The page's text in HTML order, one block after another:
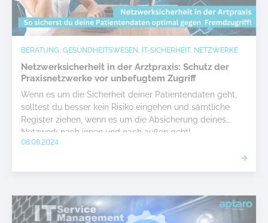
BERATUNG, GESUNDHEITSWESEN, IT-SICHERHEIT, NETZWERKE
Netzwerksicherheit in der Arztpraxis: Schutz der
Praxisnetzwerke vor unbefugtem Zugriff
Wenn es um die Sicherheit deiner Patientendaten geht,
solltest du besser kein Risiko eingehen und sämtliche
Register ziehen, wenn es um die Absicherung deines
Netzwerk nach innen und nach außen geht!
08.08.2024